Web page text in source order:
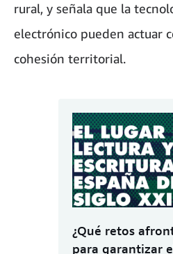
rural, y señala que la
electrónico pueden actuar
cohesión territorial.
¿Qué retos
para garantizar